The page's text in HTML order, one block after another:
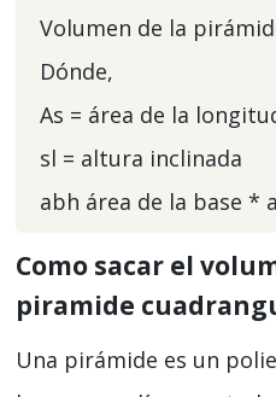
Volumen de la
Dónde,
As = área de la
sl = altura inclinada
abh área de la base *
Como sacar el
piramide
Una pirámide es un